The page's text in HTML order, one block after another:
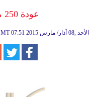
عودة 250 مصريًا من ليبيا الأحد
07:51 2015 الأحد ,08 آذار/ مارس